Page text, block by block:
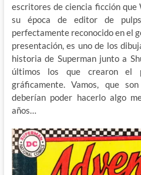
escritores de ciencia ficción que
su época de editor de
perfectamente reconocido en el
presentación, es uno de los
historia de Superman junto a
últimos los que crearon el
gráficamente. Vamos, que
deberían poder hacerlo algo
años…